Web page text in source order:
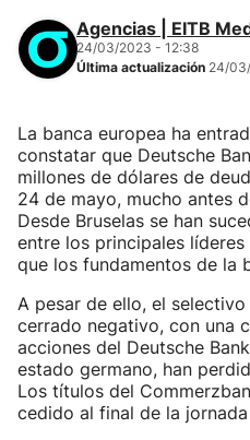
Agencias | EITB
24/03/2023 - 12:38
Última actualización 24/
La banca europea ha
constatar que Deutsche
millones de dólares de
24 de mayo, mucho antes
Desde Bruselas se han
entre los principales
que los fundamentos de la
A pesar de ello, el selectivo
cerrado negativo, con una
acciones del Deutsche
estado germano, han
Los títulos del
cedido al final de la jornada